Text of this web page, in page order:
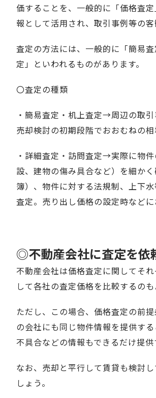
価することを、一般的に「価格査
報として活用され、取引事例等の
査定の方法には、一般的に「簡易
定」といわれるものがあります。
〇査定の種類
・簡易査定・机上査定→周辺の取
売却検討の初期段階でおおむねの
・詳細査定・訪問査定→実際に物
設、建物の傷み具合など）を細か
簿）、物件に対する法規制、上下
査定。売り出し価格の設定時などに
◎不動産会社に査定を依
不動産会社は価格査定に関してそ
して各社の査定価格を比較するのも
ただし、この場合、価格査定の前
の会社にも同じ物件情報を提供す
不具合などの情報もできるだけ提供
なお、売却と平行して賃貸も検討
しょう。